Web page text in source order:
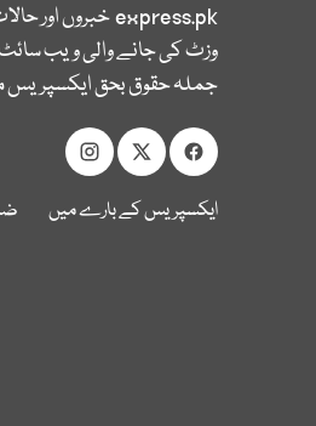
express.pkخبروں اور
وزٹ کی جانے والی ویب
جملہ حقوق بحق ایکسپریس
ایکسپریس کے بارے میں